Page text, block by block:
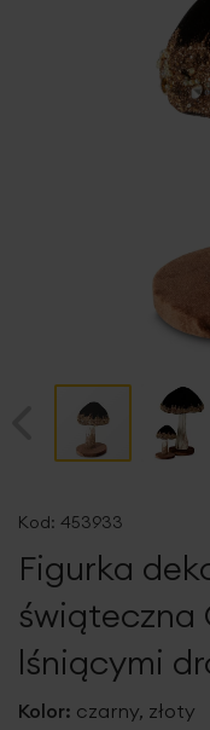
początek
galerii
Kod: 453933
Figurka
świąteczna
lśniącymi
Kolor: czarny, złoty